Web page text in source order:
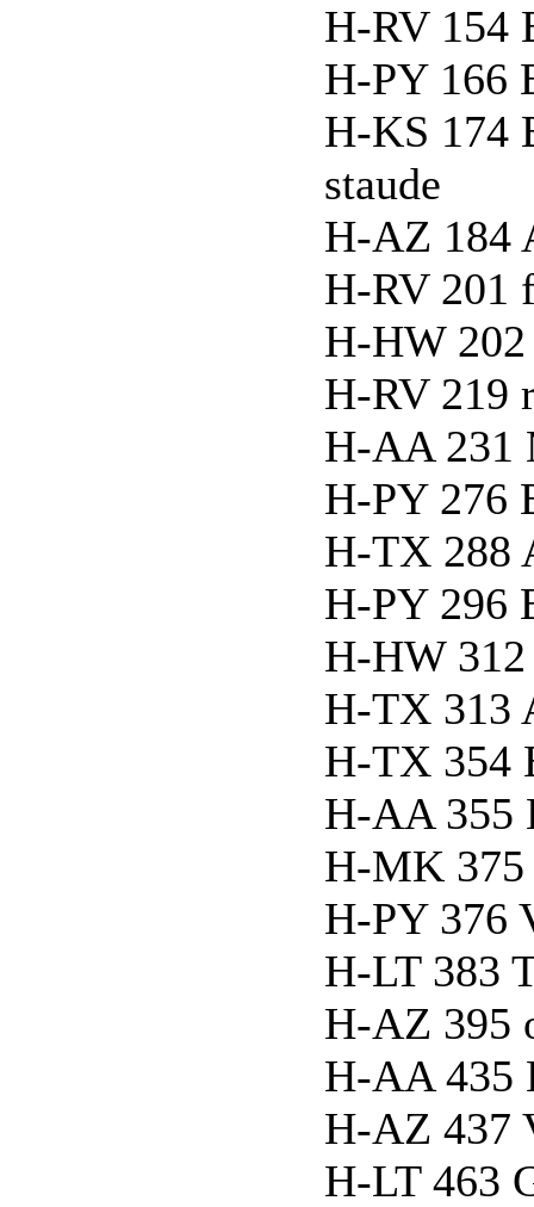
H-RV 154
H-PY 166
H-KS 174
staude
H-AZ 184
H-RV 201
H-HW
H-RV 219
H-AA 231
H-PY 276
H-TX 288
H-PY 296
H-HW 312
H-TX 313
H-TX 354
H-AA 355
H-MK 375
H-PY 376
H-LT 383
H-AZ 395
H-AA 435
H-AZ 437
H-LT 463